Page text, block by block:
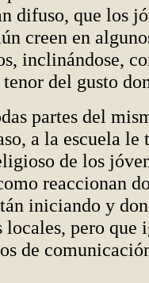
difuso, que los
creen en
inclinándose,
del gusto
partes del
a la escuela le
de los
reaccionan
iniciando y
locales, pero que
de